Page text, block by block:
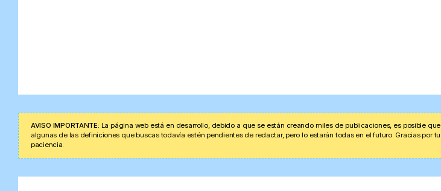
AVISO IMPORTANTE: La página web está en desarrollo, debido a que se están creando miles de publicaciones, es posible que
algunas de las definiciones que buscas todavía estén pendientes de redactar, pero lo estarán todas en el futuro. Gracias por tu
paciencia.